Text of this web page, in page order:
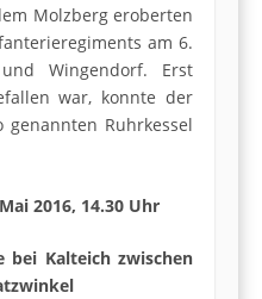
Molzberg eroberten
am 6.
Wingendorf. Erst
war, konnte der
Ruhrkessel
2016, 14.30 Uhr
bei Kalteich zwischen